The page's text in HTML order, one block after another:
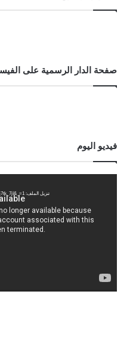
صفحة الدار الرسمية على
فيديو اليوم
تنزيل الملف: https://www.youtube.com/watch?v=FJdj7tk_7jI&_=1